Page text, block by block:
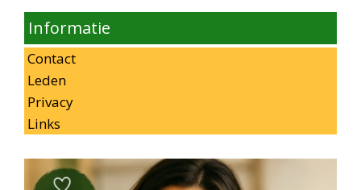
Informatie
Contact
Leden
Privacy
Links